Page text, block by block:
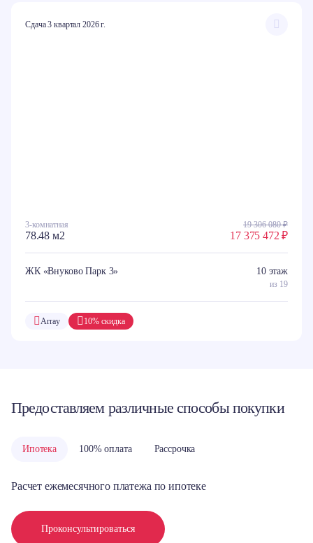
Сдача 3 квартал 2026 г.
3-комнатная
78.48 м2
19 306 080 ₽
17 375 472 ₽
ЖК «Внуково Парк 3» 10 этаж
из 19
10% скидка
Array
Предоставляем различные способы покупки
Ипотека 100% оплата Рассрочка
Расчет ежемесячного платежа по ипотеке
Проконсультироваться